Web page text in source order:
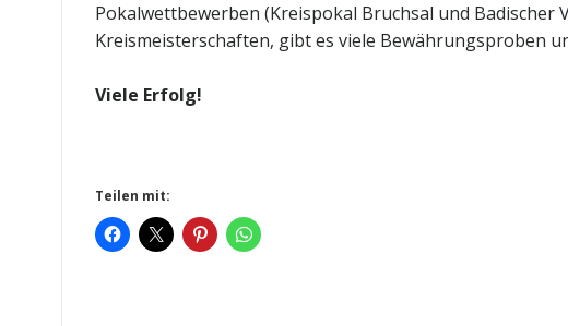
Pokalwettbewerben (Kreispokal Bruchsal und
Kreismeisterschaften, gibt es viele Bewährungsproben
Viele Erfolg!
Teilen mit: